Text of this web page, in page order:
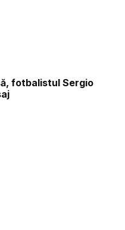
fotbalistul Sergio